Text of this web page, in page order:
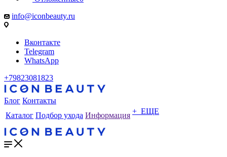
info@iconbeauty.ru
Вконтакте
Telegram
WhatsApp
+79823081823
Блог Контакты
Каталог Подбор ухода Информация + ЕЩЕ